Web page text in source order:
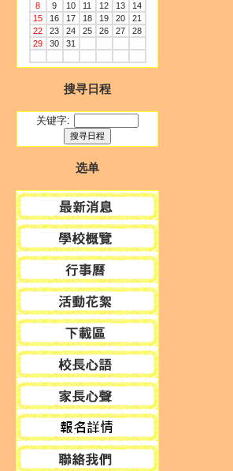
8
9 10 11 12 13
14
15
16 17 18 19 20
21
22
23 24 25 26 27
28
29
30 31
搜寻日程
关键字:
选单